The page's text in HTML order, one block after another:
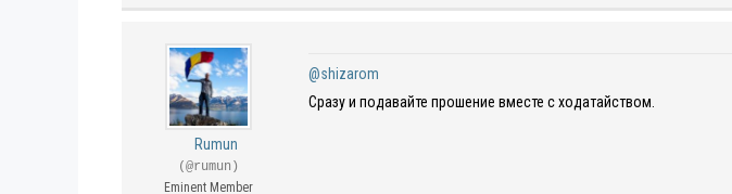
Rumun
(@rumun)
Eminent Member
@shizarom
Сразу и подавайте прошение вместе с ходатайством.